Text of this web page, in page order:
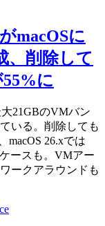
macOSに
、削除して
に
大21GBのVMバン
いる。削除しても
macOS 26.xでは
ースも。VMアー
ークアラウンドも